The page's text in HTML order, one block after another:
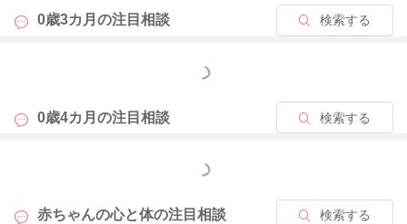
も、緊急性はないように思いますが、ご心配であれば予防接種
や健診の際に、小児科でご相談いただくか、皮膚科でご相談い
2025/11/13 13:23
0歳3カ月の注目相談 検索する
もっと見る
0歳4カ月の注目相談 検索する
もっと見る
赤ちゃんの心と体の注目相談 検索する